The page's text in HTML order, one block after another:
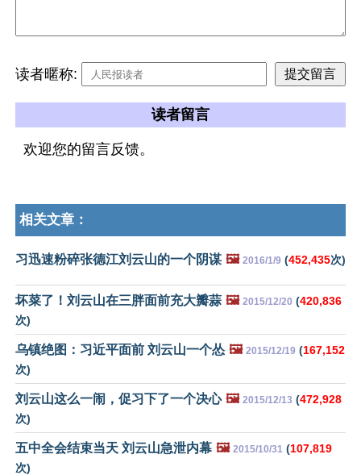
读者暱称:
读者留言
欢迎您的留言反馈。
相关文章：
习迅速粉碎张德江刘云山的一个阴谋 🖼️ 2016/1/9 (452,435次)
坏菜了！刘云山在三胖面前充大瓣蒜 🖼️ 2015/12/20 (420,836
次)
乌镇绝图：习近平面前 刘云山一个怂 🖼️ 2015/12/19 (167,152
次)
刘云山这么一闹，促习下了一个决心 🖼️ 2015/12/13 (472,928
次)
五中全会结束当天 刘云山急泄内幕 🖼️ 2015/10/31 (107,819
次)